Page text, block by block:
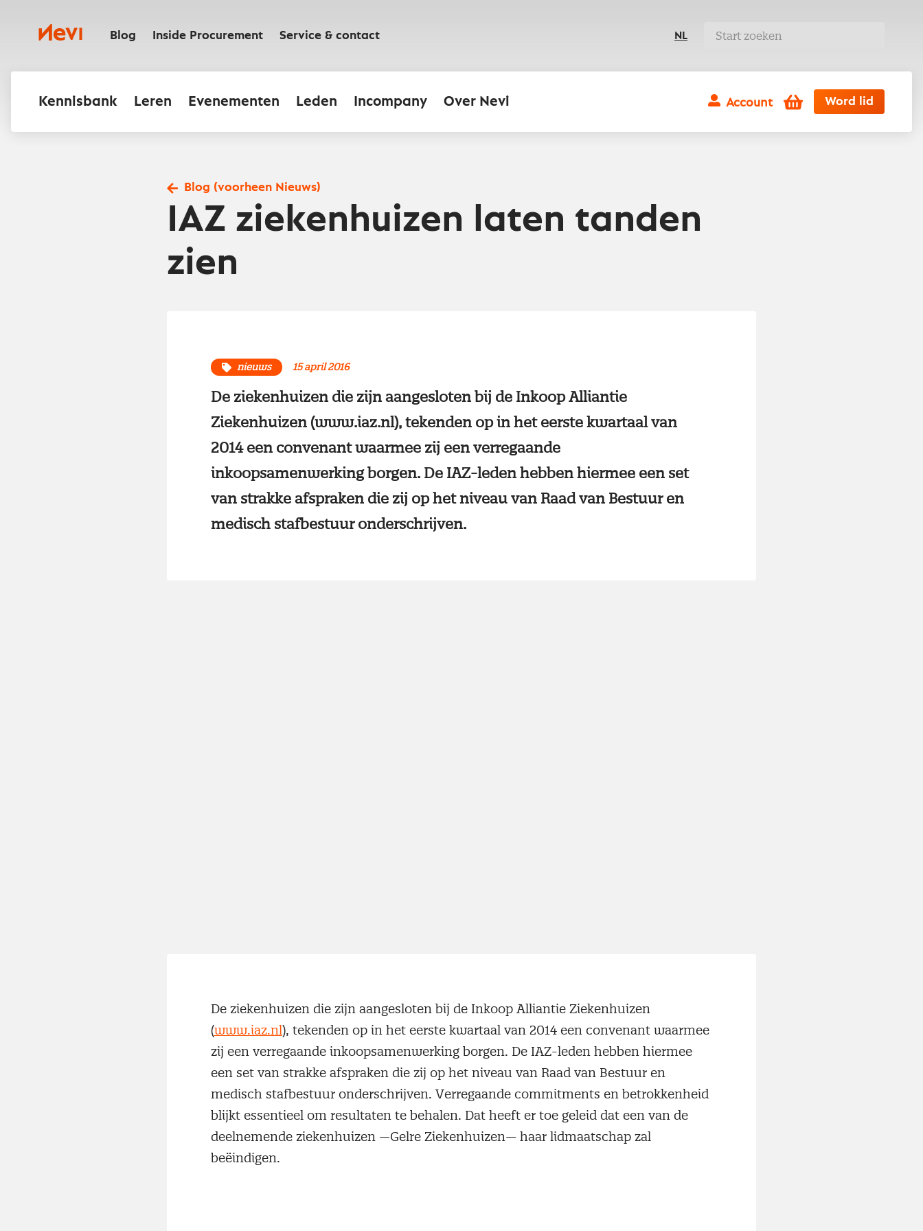
inhoudNevi Blog Inside Procurement Service & contact NL
Kennisbank Leren Evenementen Leden Incompany Over Nevi Account Winkelwagen
Word lid
Blog (voorheen Nieuws)
IAZ ziekenhuizen laten tanden
zien
nieuws 15 april 2016
De ziekenhuizen die zijn aangesloten bij de Inkoop Alliantie
Ziekenhuizen (www.iaz.nl), tekenden op in het eerste kwartaal van
2014 een convenant waarmee zij een verregaande
inkoopsamenwerking borgen. De IAZ-leden hebben hiermee een set
van strakke afspraken die zij op het niveau van Raad van Bestuur en
medisch stafbestuur onderschrijven.
De ziekenhuizen die zijn aangesloten bij de Inkoop Alliantie Ziekenhuizen
(www.iaz.nl), tekenden op in het eerste kwartaal van 2014 een convenant waarmee
zij een verregaande inkoopsamenwerking borgen. De IAZ-leden hebben hiermee
een set van strakke afspraken die zij op het niveau van Raad van Bestuur en
medisch stafbestuur onderschrijven. Verregaande commitments en betrokkenheid
blijkt essentieel om resultaten te behalen. Dat heeft er toe geleid dat een van de
deelnemende ziekenhuizen —Gelre Ziekenhuizen— haar lidmaatschap zal
beëindigen.